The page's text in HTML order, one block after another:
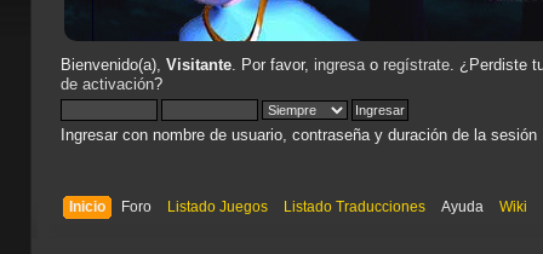
Bienvenido(a), Visitante. Por favor, ingresao regístrate. ¿Perdiste
de activación?
Ingresar con nombre de usuario, contraseña y duración de la sesión
Inicio Foro Listado Juegos Listado Traducciones Ayuda Wiki